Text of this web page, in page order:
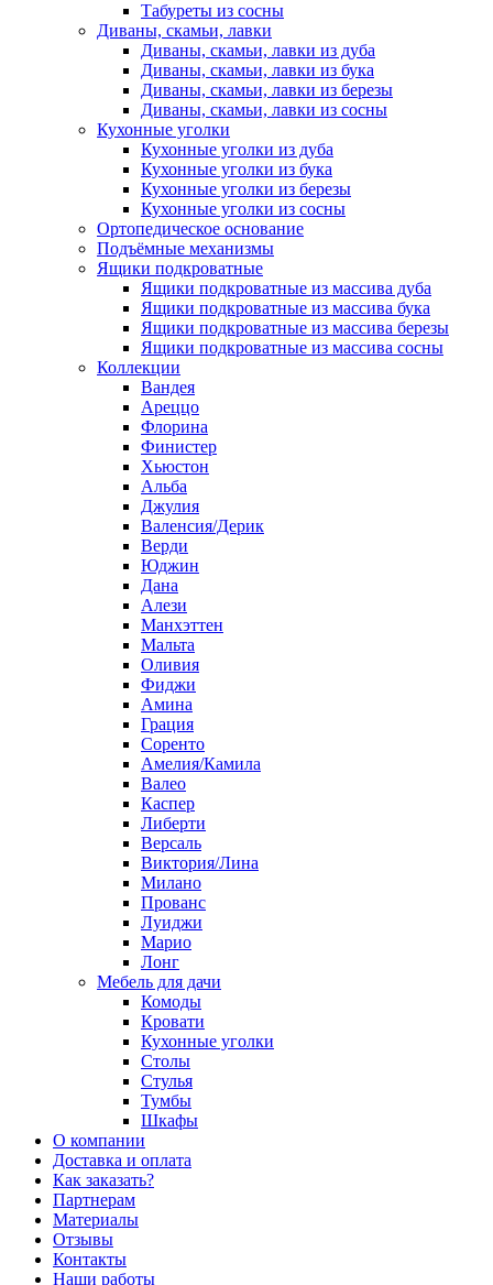
Табуреты из сосны
Диваны, скамьи, лавки
Диваны, скамьи, лавки из дуба
Диваны, скамьи, лавки из бука
Диваны, скамьи, лавки из березы
Диваны, скамьи, лавки из сосны
Кухонные уголки
Кухонные уголки из дуба
Кухонные уголки из бука
Кухонные уголки из березы
Кухонные уголки из сосны
Ортопедическое основание
Подъёмные механизмы
Ящики подкроватные
Ящики подкроватные из массива дуба
Ящики подкроватные из массива бука
Ящики подкроватные из массива березы
Ящики подкроватные из массива сосны
Коллекции
Вандея
Ареццо
Флорина
Финистер
Хьюстон
Альба
Джулия
Валенсия/Дерик
Верди
Юджин
Дана
Алези
Манхэттен
Мальта
Оливия
Фиджи
Амина
Грация
Соренто
Амелия/Камила
Валео
Каспер
Либерти
Версаль
Виктория/Лина
Милано
Прованс
Луиджи
Марио
Лонг
Мебель для дачи
Комоды
Кровати
Кухонные уголки
Столы
Стулья
Тумбы
Шкафы
О компании
Доставка и оплата
Как заказать?
Партнерам
Материалы
Отзывы
Контакты
Наши работы